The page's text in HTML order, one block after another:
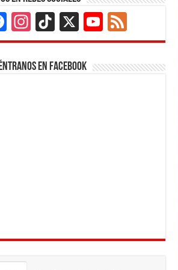
Facebook
Instagram
TikTok
X YouTube
Channel
Feed
en Facebook